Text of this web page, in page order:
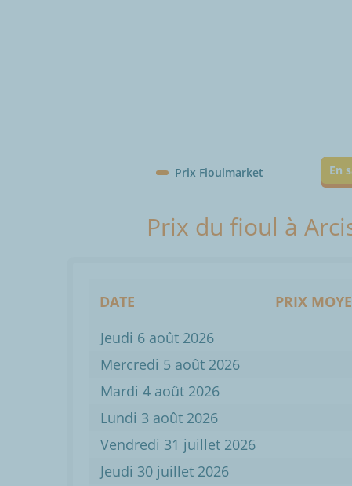
Prix Fioulmarket En
Prix du fioul à
DATE PRIX
Jeudi 6 août 2026
Mercredi 5 août 2026
Mardi 4 août 2026
Lundi 3 août 2026
Vendredi 31 juillet 2026
Jeudi 30 juillet 2026